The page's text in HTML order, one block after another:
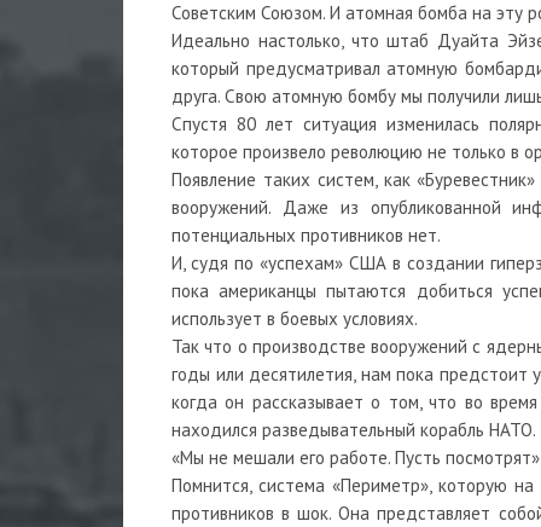
Советским Союзом. И атомная бомба на эту
Идеально настолько, что штаб Дуайта
который предусматривал атомную
друга. Свою атомную бомбу мы получили
Спустя 80 лет ситуация изменилась
которое произвело революцию не только в
Появление таких систем, как
вооружений. Даже из опубликованной
потенциальных противников нет.
И, судя по «успехам» США в создании
пока американцы пытаются добиться
использует в боевых условиях.
Так что о производстве вооружений с
годы или десятилетия, нам пока предстоит
когда он рассказывает о том, что во
находился разведывательный корабль НАТО.
«Мы не мешали его работе. Пусть
Помнится, система «Периметр», которую
противников в шок. Она представляет